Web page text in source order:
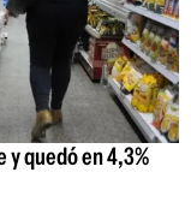
y quedó en 4,3%